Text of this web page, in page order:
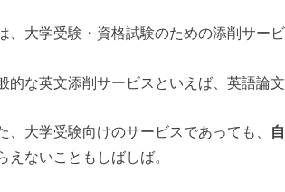
、大学受験・資格試験のための添削サー
的な英文添削サービスといえば、英語論
、大学受験向けのサービスであっても、
えないこともしばしば。